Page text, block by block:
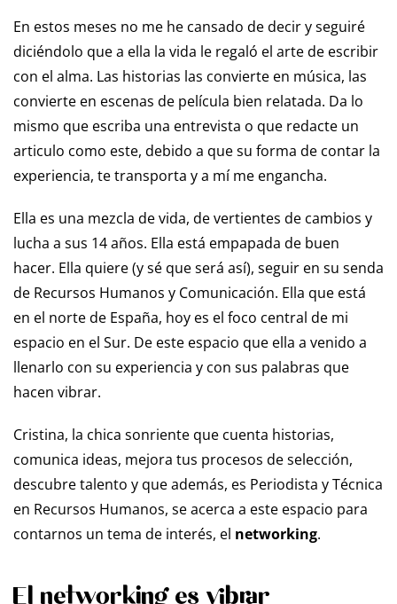
En estos meses no me he cansado de decir y seguiré
diciéndolo que a ella la vida le regaló el arte de escribir
con el alma. Las historias las convierte en música, las
convierte en escenas de película bien relatada. Da lo
mismo que escriba una entrevista o que redacte un
articulo como este, debido a que su forma de contar la
experiencia, te transporta y a mí me engancha.
Ella es una mezcla de vida, de vertientes de cambios y
lucha a sus 14 años. Ella está empapada de buen
hacer. Ella quiere (y sé que será así), seguir en su senda
de Recursos Humanos y Comunicación. Ella que está
en el norte de España, hoy es el foco central de mi
espacio en el Sur. De este espacio que ella a venido a
llenarlo con su experiencia y con sus palabras que
hacen vibrar.
Cristina, la chica sonriente que cuenta historias,
comunica ideas, mejora tus procesos de selección,
descubre talento y que además, es Periodista y Técnica
en Recursos Humanos, se acerca a este espacio para
contarnos un tema de interés, el networking.